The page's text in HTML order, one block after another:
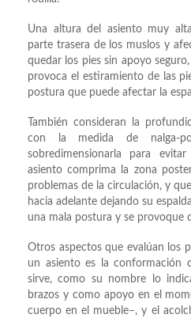
Una altura del asiento muy
parte trasera de los muslos y
quedar los pies sin apoyo
provoca el estiramiento de las
postura que puede afectar la
También consideran la
con la medida de nalga-
sobredimensionarla para
asiento comprima la zona
problemas de la circulación, y
hacia adelante dejando su
una mala postura y se provoque
Otros aspectos que evalúan los
un asiento es la conformación
sirve, como su nombre lo
brazos y como apoyo en el
cuerpo en el mueble–, y el